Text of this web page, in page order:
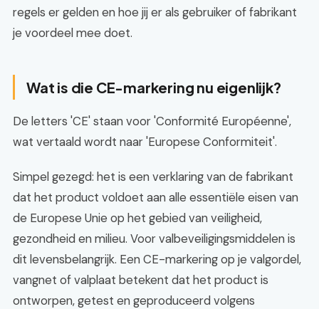
regels er gelden en hoe jij er als gebruiker of fabrikant
je voordeel mee doet.
Wat is die CE-markering nu eigenlijk?
De letters 'CE' staan voor 'Conformité Européenne',
wat vertaald wordt naar 'Europese Conformiteit'.
Simpel gezegd: het is een verklaring van de fabrikant
dat het product voldoet aan alle essentiële eisen van
de Europese Unie op het gebied van veiligheid,
gezondheid en milieu. Voor valbeveiligingsmiddelen is
dit levensbelangrijk. Een CE-markering op je valgordel,
vangnet of valplaat betekent dat het product is
ontworpen, getest en geproduceerd volgens